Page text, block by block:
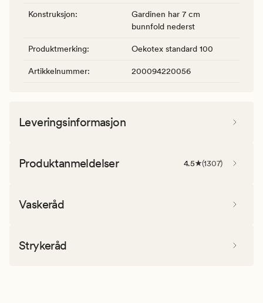
Konstruksjon:
Gardinen har 7 cm
bunnfold nederst
Produktmerking: Oekotex standard 100
Artikkelnummer: 200094220056
Leveringsinformasjon
Produktanmeldelser 4.5 (1307)
Vaskeråd
Strykeråd